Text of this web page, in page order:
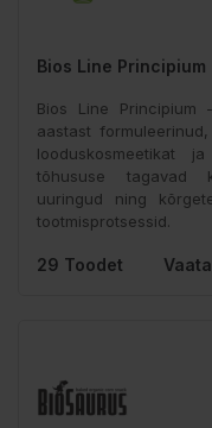
Bios Line Principium
Bios Line
aastast
looduskosmeetikat
tõhususe tagavad
uuringud ning
tootmisprotsessid.
29 Toodet